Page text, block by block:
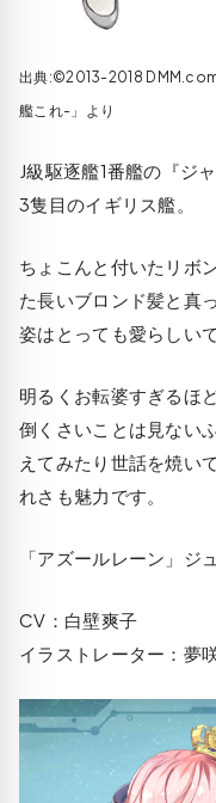
出典:©2013-2018
艦これ-」より
J級駆逐艦1番艦の『ジ
3隻目のイギリス艦。
ちょこんと付いたリボ
た長いブロンド髪と真
姿はとっても愛らしい
明るくお転婆すぎるほ
倒くさいことは見ない
えてみたり世話を焼い
れさも魅力です。
「アズールレーン」ジ
CV：白壁爽子
イラストレーター：夢